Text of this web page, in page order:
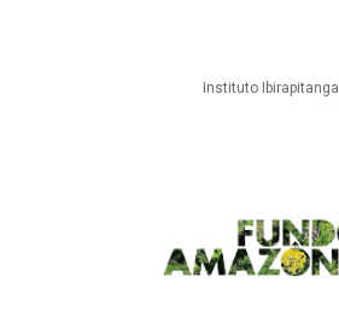
Instituto Ibirapitanga